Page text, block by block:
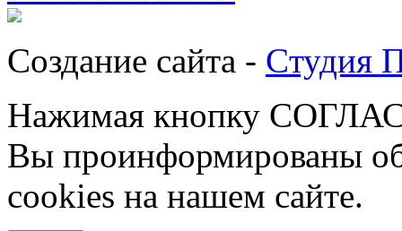
Создание сайта - Cтудия
Нажимая кнопку
Вы проинформированы
cookies на нашем сайте.